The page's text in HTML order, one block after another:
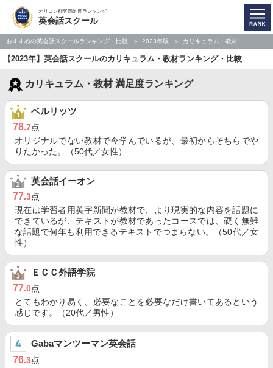
オリコン顧客満足度ランキング
英会話スクール
おすすめの英会話スクールランキング・比較 2023年版 カリキュラム・教材
【2023年】英会話スクールのカリキュラム・教材ランキング・比較
カリキュラム・教材 満足度ランキング
ベルリッツ
78.7点
オリジナルでない教材で今学んでいるが、最初からそちらでや
りたかった。（50代／女性）
英会話イーオン
77.3点
現在は学習者用英字新聞が教材で、より現実的な内容を話題に
できているが、テキストが教材であったコースでは、硬く無難
な話題で何年も利用できるテキストでつまらない。（50代／女
性）
ＥＣＣ外語学院
77.0点
とてもわかり易く、必要なことを必要なだけ書いてあるという
感じです。（20代／男性）
Gabaマンツーマン英会話
76.3点